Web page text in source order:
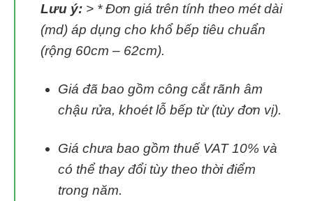
Lưu ý: > * Đơn giá trên tính theo mét dài
(md) áp dụng cho khổ bếp tiêu chuẩn
(rộng 60cm – 62cm).
Giá đã bao gồm công cắt rãnh âm
chậu rửa, khoét lỗ bếp từ (tùy đơn vị).
Giá chưa bao gồm thuế VAT 10% và
có thể thay đổi tùy theo thời điểm
trong năm.